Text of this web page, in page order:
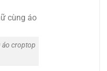
áo croptop